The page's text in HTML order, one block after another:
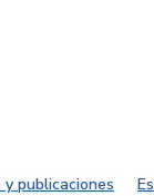
publicaciones